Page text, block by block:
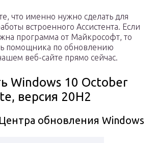
что именно нужно сделать для
встроенного Ассистента. Если
программа от Майкрософт, то
помощника по обновлению
веб-сайте прямо сейчас.
Windows 10 October
версия 20H2
обновления Windows